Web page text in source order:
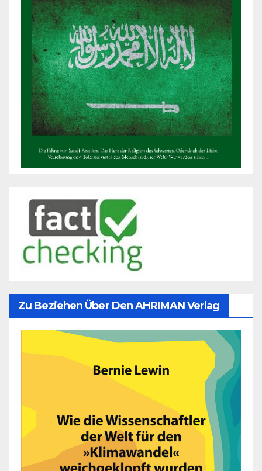
Zu Beziehen Über Den AHRIMAN Verlag